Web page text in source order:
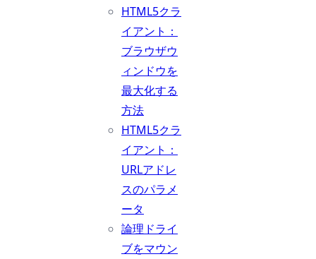
HTML5クラ
イアント：
ブラウザウ
ィンドウを
最大化する
方法
HTML5クラ
イアント：
URLアドレ
スのパラメ
ータ
論理ドライ
ブをマウン